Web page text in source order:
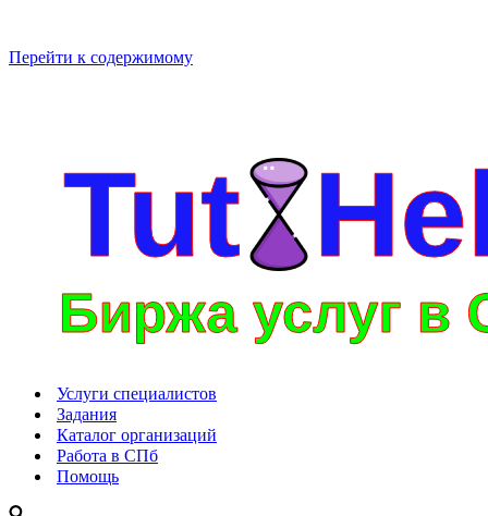
Перейти к содержимому
Услуги специалистов
Задания
Каталог организаций
Работа в СПб
Помощь